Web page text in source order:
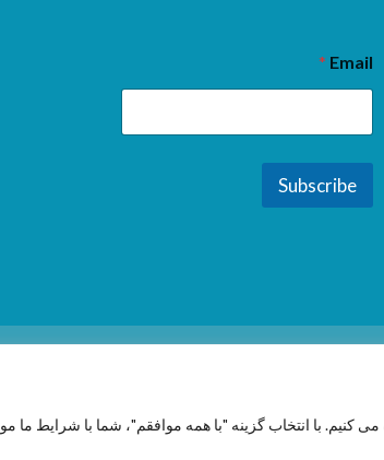
می کنیم. با انتخاب گزینه "با همه موافقم"، شما با شرایط ما
Email
*
Subscribe
2026 All rights reserved.| CoverNewsby AF